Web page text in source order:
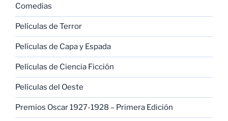
Comedias
Películas de Terror
Películas de Capa y Espada
Películas de Ciencia Ficción
Películas del Oeste
Premios Oscar 1927-1928 – Primera Edición